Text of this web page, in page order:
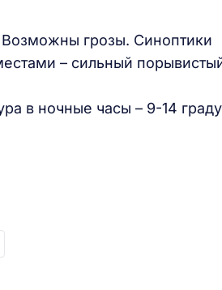
грозы. Синоптики
– сильный
в ночные часы – 9-14